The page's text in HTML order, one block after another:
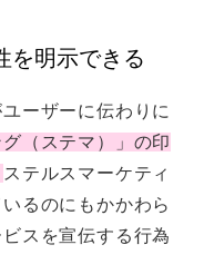
を明示できる
ーザーに伝わりに
（ステマ）」の印
ステルスマーケティ
るのにもかかわら
スを宣伝する行為